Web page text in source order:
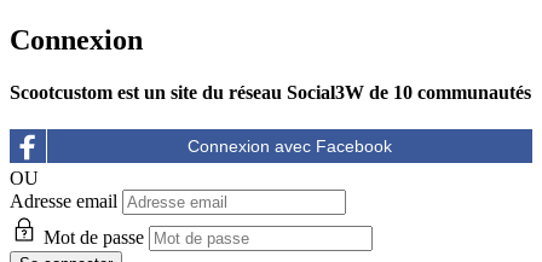
Connexion
Scootcustom est un site du réseau Social3W de 10 communautés
OU
Adresse email
Mot de passe